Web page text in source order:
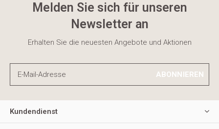
Melden Sie sich für unseren
Newsletter an
Erhalten Sie die neuesten Angebote und Aktionen
ABONNIEREN
Kundendienst